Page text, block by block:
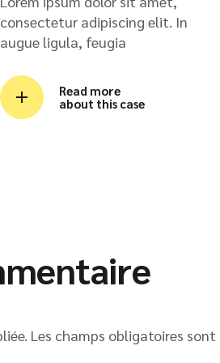
consectetur adipiscing elit. In
augue ligula, feugia
Read more
about this case
Les champs obligatoires sont